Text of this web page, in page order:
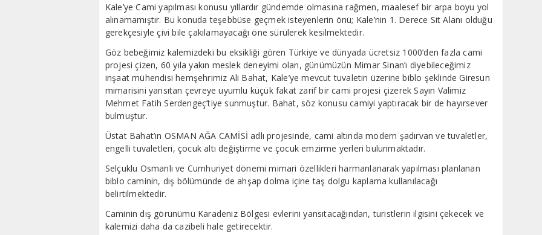
Kale’ye Cami yapılması konusu yıllardır gündemde olmasına rağmen, maalesef bir arpa boyu yol
alınamamıştır. Bu konuda teşebbüse geçmek isteyenlerin önü; Kale’nin 1. Derece Sit Alanı olduğu
gerekçesiyle çivi bile çakılamayacağı öne sürülerek kesilmektedir.
Göz bebeğimiz kalemizdeki bu eksikliği gören Türkiye ve dünyada ücretsiz 1000’den fazla cami
projesi çizen, 60 yıla yakın meslek deneyimi olan, günümüzün Mimar Sinan’ı diyebileceğimiz
inşaat mühendisi hemşehrimiz Ali Bahat, Kale’ye mevcut tuvaletin üzerine biblo şeklinde Giresun
mimarisini yansıtan çevreye uyumlu küçük fakat zarif bir cami projesi çizerek Sayın Valimiz
Mehmet Fatih Serdengeç’tiye sunmuştur. Bahat, söz konusu camiyi yaptıracak bir de hayırsever
bulmuştur.
Üstat Bahat’ın OSMAN AĞA CAMİSİ adlı projesinde, cami altında modern şadırvan ve tuvaletler,
engelli tuvaletleri, çocuk altı değiştirme ve çocuk emzirme yerleri bulunmaktadır.
Selçuklu Osmanlı ve Cumhuriyet dönemi mimari özellikleri harmanlanarak yapılması planlanan
biblo caminin, dış bölümünde de ahşap dolma içine taş dolgu kaplama kullanılacağı
belirtilmektedir.
Caminin dış görünümü Karadeniz Bölgesi evlerini yansıtacağından, turistlerin ilgisini çekecek ve
kalemizi daha da cazibeli hale getirecektir.